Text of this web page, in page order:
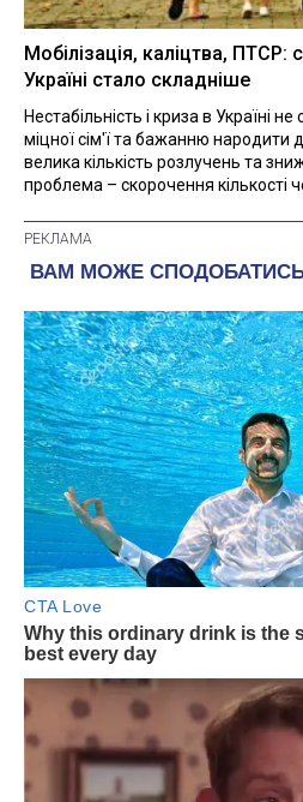
Мобілізація, каліцтва, ПТСР:
Україні стало складніше
Нестабільність і криза в Україні
міцної сім'ї та бажанню народити
велика кількість розлучень та
проблема – скорочення кількості